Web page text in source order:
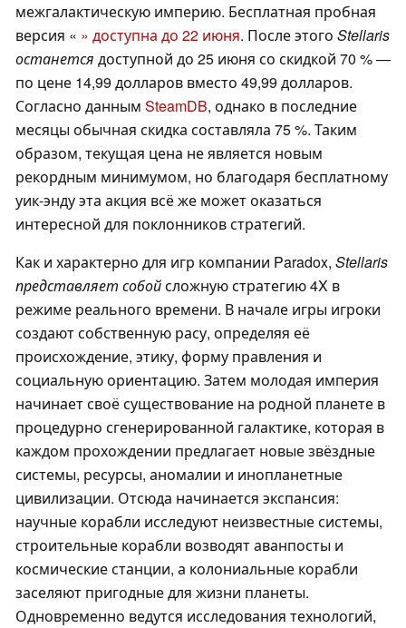
межгалактическую империю. Бесплатная пробная
версия « » доступна до 22 июня. После этого Stellaris
останется доступной до 25 июня со скидкой 70 % —
по цене 14,99 долларов вместо 49,99 долларов.
Согласно данным SteamDB, однако в последние
месяцы обычная скидка составляла 75 %. Таким
образом, текущая цена не является новым
рекордным минимумом, но благодаря бесплатному
уик-энду эта акция всё же может оказаться
интересной для поклонников стратегий.
Как и характерно для игр компании Paradox, Stellaris
представляет собойсложную стратегию 4X в
режиме реального времени. В начале игры игроки
создают собственную расу, определяя её
происхождение, этику, форму правления и
социальную ориентацию. Затем молодая империя
начинает своё существование на родной планете в
процедурно сгенерированной галактике, которая в
каждом прохождении предлагает новые звёздные
системы, ресурсы, аномалии и инопланетные
цивилизации. Отсюда начинается экспансия:
научные корабли исследуют неизвестные системы,
строительные корабли возводят аванпосты и
космические станции, а колониальные корабли
заселяют пригодные для жизни планеты.
Одновременно ведутся исследования технологий,